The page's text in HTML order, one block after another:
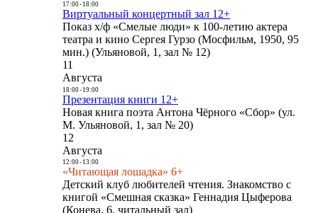
17:00- 18:00
Виртуальный концертный зал 12+
Показ х/ф «Смелые люди» к 100-летию актера
театра и кино Сергея Гурзо (Мосфильм, 1950, 95
мин.) (Ульяновой, 1, зал № 12)
11
Августа
18:00- 19:00
Презентация книги 12+
Новая книга поэта Антона Чёрного «Сбор» (ул.
М. Ульяновой, 1, зал № 20)
12
Августа
12:00- 13:00
«Читающая лошадка» 6+
Детский клуб любителей чтения. Знакомство с
книгой «Смешная сказка» Геннадия Цыферова
(Конева, 6, читальный зал)